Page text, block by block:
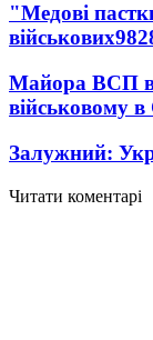
"Медові
військових
Майора ВСП
військовому
Залужний:
Читати коментарі